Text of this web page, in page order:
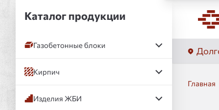
Главная
Каталог продукции
Газобетонные блоки
Кирпич
Изделия ЖБИ